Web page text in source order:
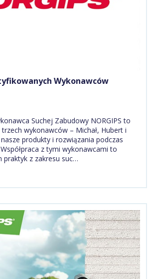
Wykonawców
Suchej Zabudowy NORGIPS to
wykonawców – Michał, Hubert i
produkty i rozwiązania podczas
z tymi wykonawcami to
praktyk z zakresu suc…